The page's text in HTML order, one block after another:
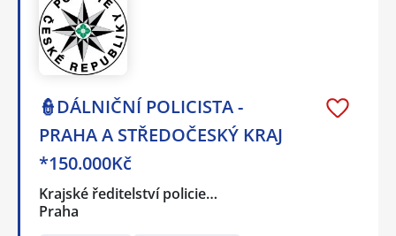
👮DÁLNIČNÍ POLICISTA -
PRAHA A STŘEDOČESKÝ KRAJ
*150.000Kč
Krajské ředitelství policie…
Praha